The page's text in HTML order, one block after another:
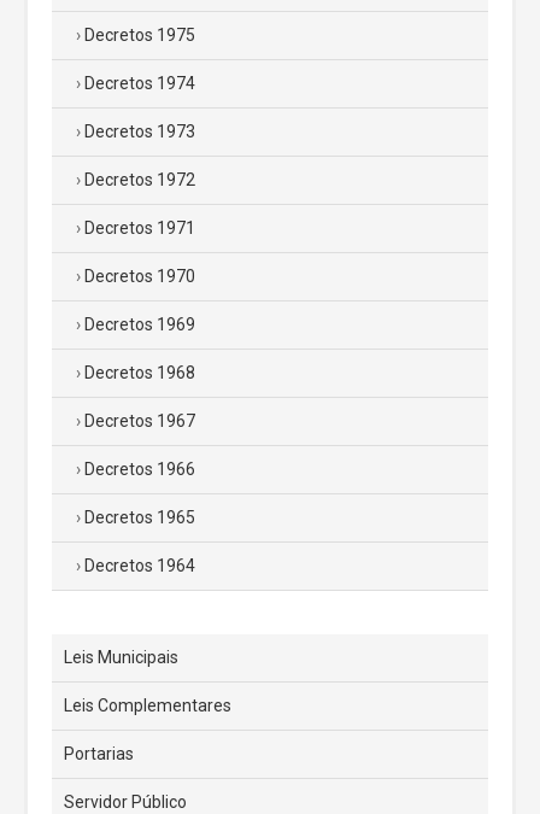
Decretos 1975
Decretos 1974
Decretos 1973
Decretos 1972
Decretos 1971
Decretos 1970
Decretos 1969
Decretos 1968
Decretos 1967
Decretos 1966
Decretos 1965
Decretos 1964
Leis Municipais
Leis Complementares
Portarias
Servidor Público